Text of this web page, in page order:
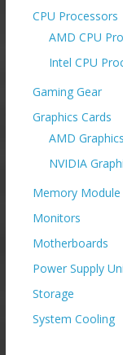
CPU Processors
AMD CPU
Intel CPU
Gaming Gear
Graphics Cards
AMD
NVIDIA
Memory Module
Monitors
Motherboards
Power Supply
Storage
System Cooling